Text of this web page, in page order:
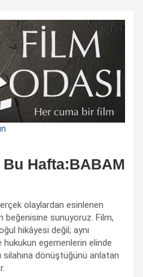
Bu Hafta:BABAM
olaylardan esinlenen
beğenisine sunuyoruz. Film,
hikâyesi değil; aynı
hukukun egemenlerin elinde
silahına dönüştüğünü anlatan